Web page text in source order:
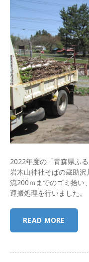
2022年度の「青森県ふ
岩木山神社そばの蔵助
流200ｍまでのゴミ拾い
運搬処理を行いました
READ MORE